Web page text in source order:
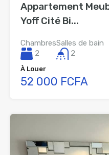
Appartement
Yoff Cité Bi...
Chambres
2
Salles de bain
2
À Louer
52 000 FCFA